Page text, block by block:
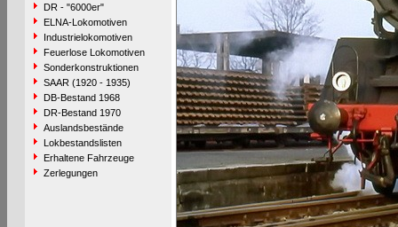
DR - "6000er"
ELNA-Lokomotiven
Industrielokomotiven
Feuerlose Lokomotiven
Sonderkonstruktionen
SAAR (1920 - 1935)
DB-Bestand 1968
DR-Bestand 1970
Auslandsbestände
Lokbestandslisten
Erhaltene Fahrzeuge
Zerlegungen